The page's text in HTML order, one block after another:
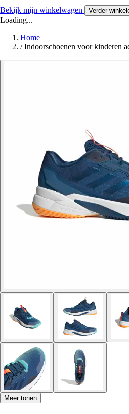
Bekijk mijn winkelwagen Verder
Loading...
Home
/ Indoorschoenen voor kinderen
Meer tonen